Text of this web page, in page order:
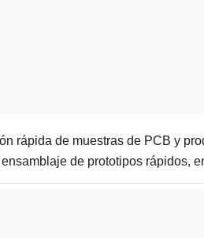
rápida de muestras de PCB y
de prototipos rápidos,